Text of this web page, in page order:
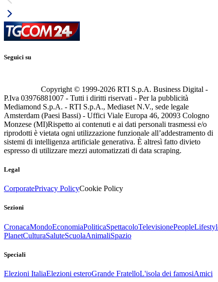
Seguici su
Copyright © 1999-2026 RTI S.p.A. Business Digital -
P.Iva 03976881007 - Tutti i diritti riservati - Per la pubblicità
Mediamond S.p.A. - RTI S.p.A., Mediaset N.V., sede legale
Amsterdam (Paesi Bassi) - Uffici Viale Europa 46, 20093 Cologno
Monzese (MI)Rispetto ai contenuti e ai dati personali trasmessi e/o
riprodotti è vietata ogni utilizzazione funzionale all’addestramento di
sistemi di intelligenza artificiale generativa. È altresì fatto divieto
espresso di utilizzare mezzi automatizzati di data scraping.
Legal
CorporatePrivacy PolicyCookie Policy
Sezioni
CronacaMondoEconomiaPoliticaSpettacoloTelevisionePeople
PlanetCulturaSaluteScuolaAnimaliSpazio
Speciali
Elezioni ItaliaElezioni esteroGrande FratelloL'isola dei famosiAmici